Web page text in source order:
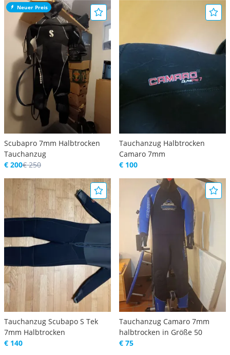
Neuer Preis
Scubapro 7mm Halbtrocken
Tauchanzug
€ 200€ 250
Tauchanzug Halbtrocken
Camaro 7mm
€ 100
Tauchanzug Scubapo S Tek
7mm Halbtrocken
€ 140
Tauchanzug Camaro 7mm
halbtrocken in Größe 50
€ 75